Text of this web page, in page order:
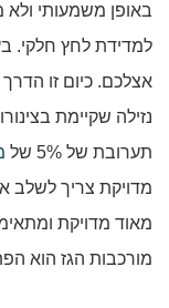
באופן משמעותי ולא
למדידת לחץ חלקי.
אצלכם. כיום זו
נזילה שקיימת
תערובת של 5% של
מדויקת צריך לשלב
מאוד מדויקת
מורכבות הגז הוא